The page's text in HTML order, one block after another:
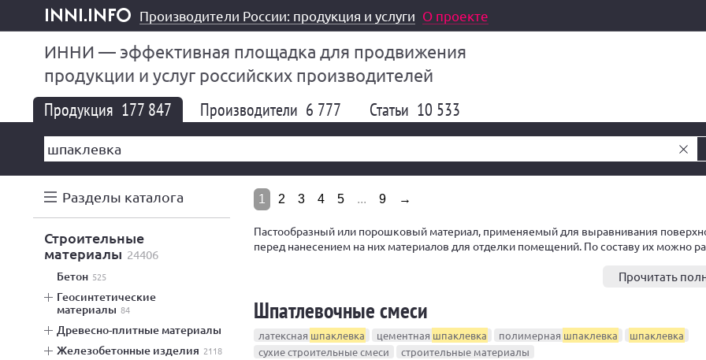
inni.info
Производители России: продукция и услуги О проекте
ИННИ — эффективная площадка для продвижения
продукции и услуг российских производителей
Продукция 177 847 Производители 6 777 Статьи 10 533
Разделы каталога
строительные
материалы 24406
бетон 525
геосинтетические
материалы 84
древесно-плитные материалы
железобетонные изделия 2118
1 2 3 4 5 ... 9 →
Пастообразный или порошковый материал, применяемый для выравнивания
перед нанесением на них материалов для отделки помещений. По составу их можно
Прочитать
Шпатлевочные смеси
латексная шпаклевка цементная шпаклевка полимерная шпаклевка
шпаклевка
сухие строительные смеси
строительные материалы